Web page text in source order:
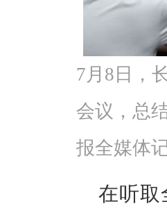
7月8日，
会议，总
报全媒体
在听取